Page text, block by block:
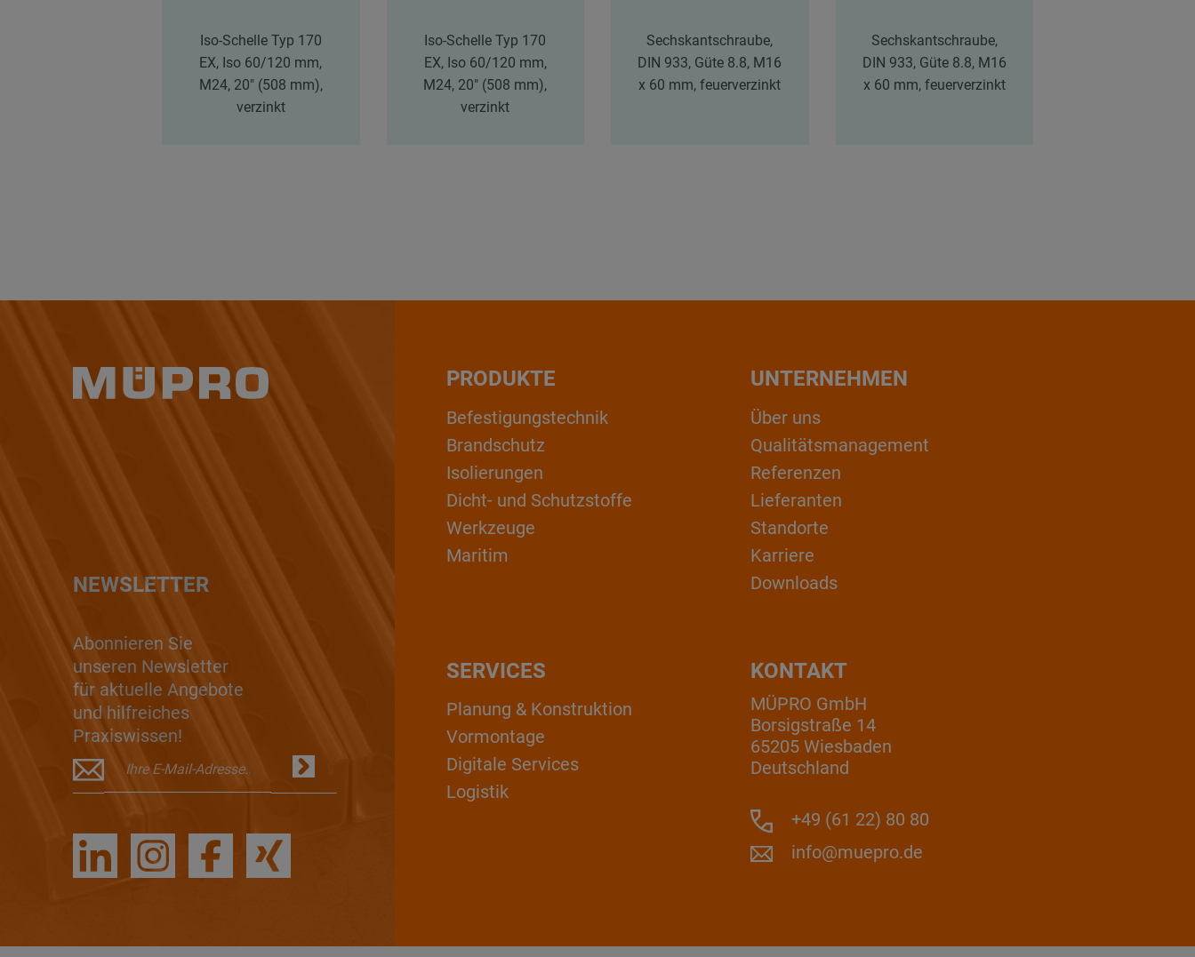
Iso-Schelle Typ 170
EX, Iso 60/120 mm,
M24, 20" (508 mm),
verzinkt
Iso-Schelle Typ 170
EX, Iso 60/120 mm,
M24, 20" (508 mm),
verzinkt
Sechskantschraube,
DIN 933, Güte 8.8, M16
x 60 mm, feuerverzinkt
Sechskantschraube,
DIN 933, Güte 8.8, M16
x 60 mm, feuerverzinkt
NEWSLETTER
Abonnieren Sie
unseren Newsletter
für aktuelle Angebote
und hilfreiches
Praxiswissen!
PRODUKTE
Befestigungstechnik
Brandschutz
Isolierungen
Dicht- und Schutzstoffe
Werkzeuge
Maritim
UNTERNEHMEN
Über uns
Qualitätsmanagement
Referenzen
Lieferanten
Standorte
Karriere
Downloads
KONTAKT
MÜPRO GmbH
Borsigstraße 14
65205 Wiesbaden
Deutschland
+49 (61 22) 80 80
info@muepro.de
SERVICES
Planung & Konstruktion
Vormontage
Digitale Services
Logistik